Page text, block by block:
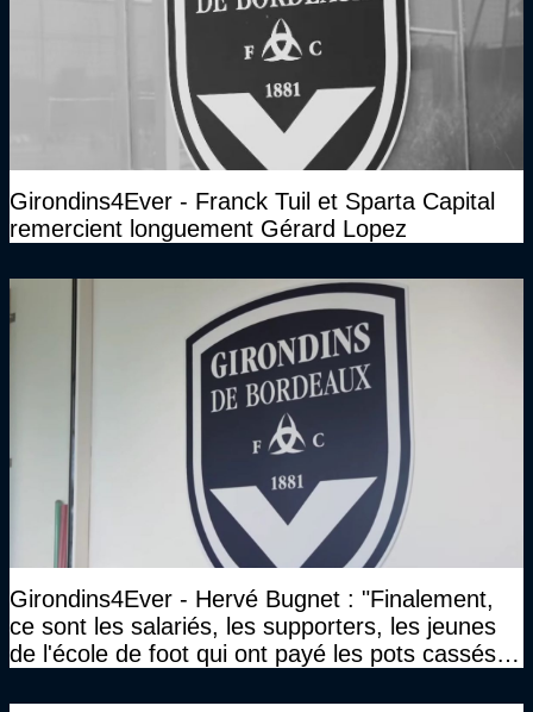
Girondins4Ever - Franck Tuil et Sparta Capital
remercient longuement Gérard Lopez
Girondins4Ever - Hervé Bugnet : "Finalement,
ce sont les salariés, les supporters, les jeunes
de l'école de foot qui ont payé les pots cassés